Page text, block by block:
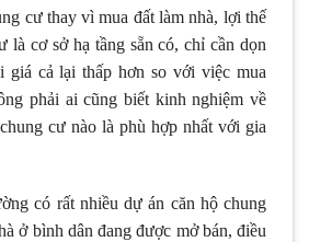
cư thay vì mua đất làm nhà, lợi thế
là cơ sở hạ tầng sẵn có, chỉ cần dọn
giá cả lại thấp hơn so với việc mua
phải ai cũng biết kinh nghiệm về
cư nào là phù hợp nhất với gia
có rất nhiều dự án căn hộ chung
ở bình dân đang được mở bán, điều